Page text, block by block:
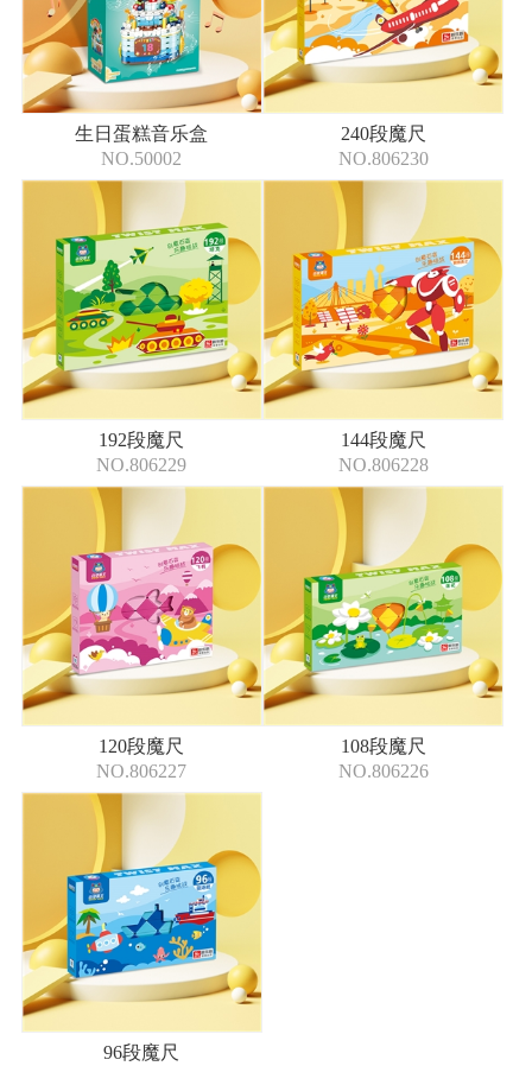
生日蛋糕音乐盒
NO.50002
240段魔尺
NO.806230
192段魔尺
NO.806229
144段魔尺
NO.806228
120段魔尺
NO.806227
108段魔尺
NO.806226
96段魔尺